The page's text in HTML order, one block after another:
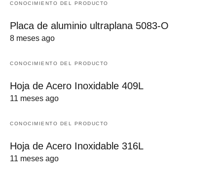
CONOCIMIENTO DEL PRODUCTO
Placa de aluminio ultraplana 5083-O
8 meses ago
CONOCIMIENTO DEL PRODUCTO
Hoja de Acero Inoxidable 409L
11 meses ago
CONOCIMIENTO DEL PRODUCTO
Hoja de Acero Inoxidable 316L
11 meses ago